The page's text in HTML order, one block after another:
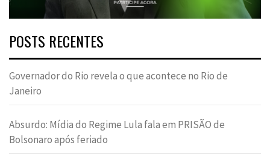
POSTS RECENTES
Governador do Rio revela o que acontece no Rio de
Janeiro
Absurdo: Mídia do Regime Lula fala em PRISÃO de
Bolsonaro após feriado